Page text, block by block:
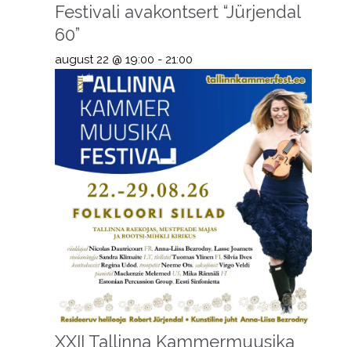
Festivali avakontsert “Jürjendal
60”
august 22 @ 19:00 - 21:00
XXII Tallinna Kammermuusika